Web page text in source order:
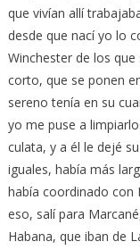
que vivían allí
desde que nací yo lo
Winchester de los
corto, que se ponen
sereno tenía en su
yo me puse a
culata, y a él le dejé
iguales, había más
había coordinado con
eso, salí para
Habana, que iban de